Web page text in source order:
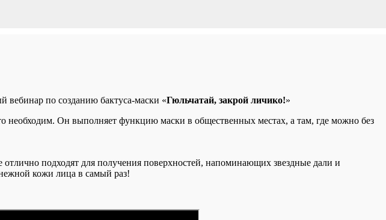
вебинар по созданию бактуса-маски «Гюльчатай, закрой личико!»
необходим. Он выполняет функцию маски в общественных местах, а там, где можно без
подходят для получения поверхностей, напоминающих звездные дали и
кожи лица в самый раз!